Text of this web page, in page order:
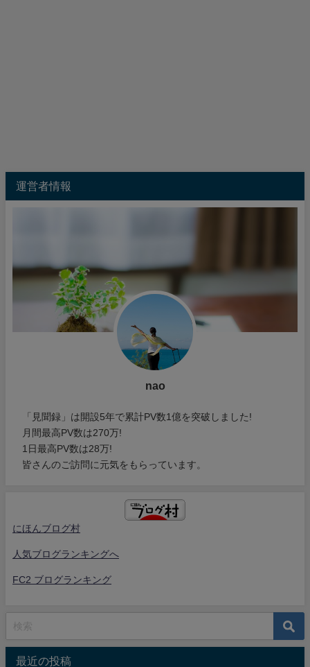
運営者情報
nao
「見聞録」は開設5年で累計PV数1億を突破しました!
月間最高PV数は270万!
1日最高PV数は28万!
皆さんのご訪問に元気をもらっています。
にほんブログ村
人気ブログランキングへ
FC2 ブログランキング
最近の投稿